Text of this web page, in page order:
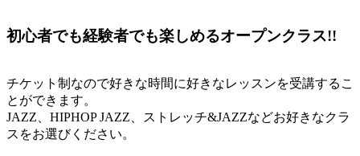
初心者でも経験者でも楽しめるオープンクラス!!
チケット制なので好きな時間に好きなレッスンを受講するこ
とができます。
JAZZ、HIPHOP JAZZ、ストレッチ&JAZZなどお好きなクラ
スをお選びください。